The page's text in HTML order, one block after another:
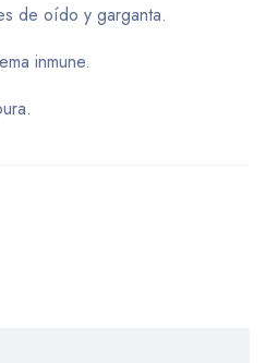
de oído y garganta.
inmune.